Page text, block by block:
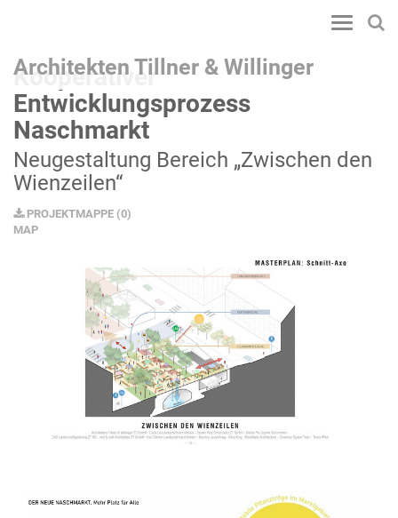
Toggle
Architekten Tillner & Willinger
Kooperativer
Entwicklungsprozess
Naschmarkt
Neugestaltung Bereich „Zwischen den
Wienzeilen“
PROJEKTMAPPE (0)
MAP